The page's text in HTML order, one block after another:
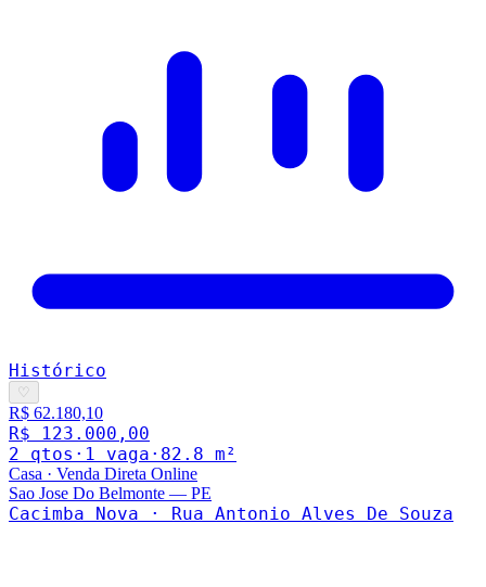
Histórico
♡
R$ 62.180,10
R$ 123.000,00
2 qtos · 1 vaga · 82.8 m²
Casa · Venda Direta Online
Sao Jose Do Belmonte — PE
Cacimba Nova · Rua Antonio Alves De Souza